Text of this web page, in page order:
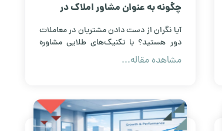
چگونه به عنوان مشاور املاک در
معاملات دور نخوریم؟
آیا نگران از دست دادن مشتریان در معاملات
دور هستید؟ با تکنیک‌های طلایی مشاوره
املاک، اعتمادسازی کنید، موانع فاصله را از
مشاهده مقاله...